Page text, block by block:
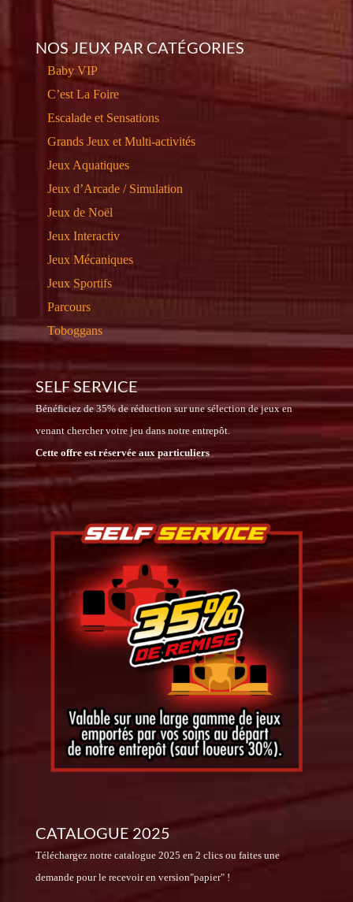
NOS JEUX PAR CATÉGORIES
Baby VIP
C’est La Foire
Escalade et Sensations
Grands Jeux et Multi-activités
Jeux Aquatiques
Jeux d’Arcade / Simulation
Jeux de Noël
Jeux Interactiv
Jeux Mécaniques
Jeux Sportifs
Parcours
Toboggans
SELF SERVICE
Bénéficiez de 35% de réduction sur une sélection de jeux en
venant chercher votre jeu dans notre entrepôt.
Cette offre est réservée aux particuliers
CATALOGUE 2025
Téléchargez notre catalogue 2025 en 2 clics ou faites une
demande pour le recevoir en version"papier" !